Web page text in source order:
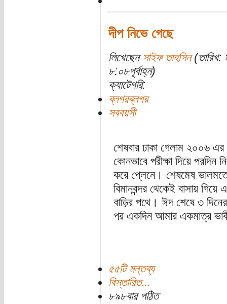
দীপ নিভে গেছে
লিখেছেন সাইফ তাহসিন(তারিখ:
৮:০৮পূর্বাহ্ন)
ক্যাটেগরি:
ব্লগরব্লগর
সববয়সী
শেষবার ঢাকা গেলাম ২০০৬
কোনভাবে পরীক্ষা দিয়ে পরদিন
করে প্লেনে। শেষমেষ
বিমানবন্দর থেকেই বাসায়
বাড়ির পথে। ঈদ শেষে ৩
পর একদিন আমার একমাত্র
৫৫টি মন্তব্য
বিস্তারিত...
৮৯৮বার পঠিত